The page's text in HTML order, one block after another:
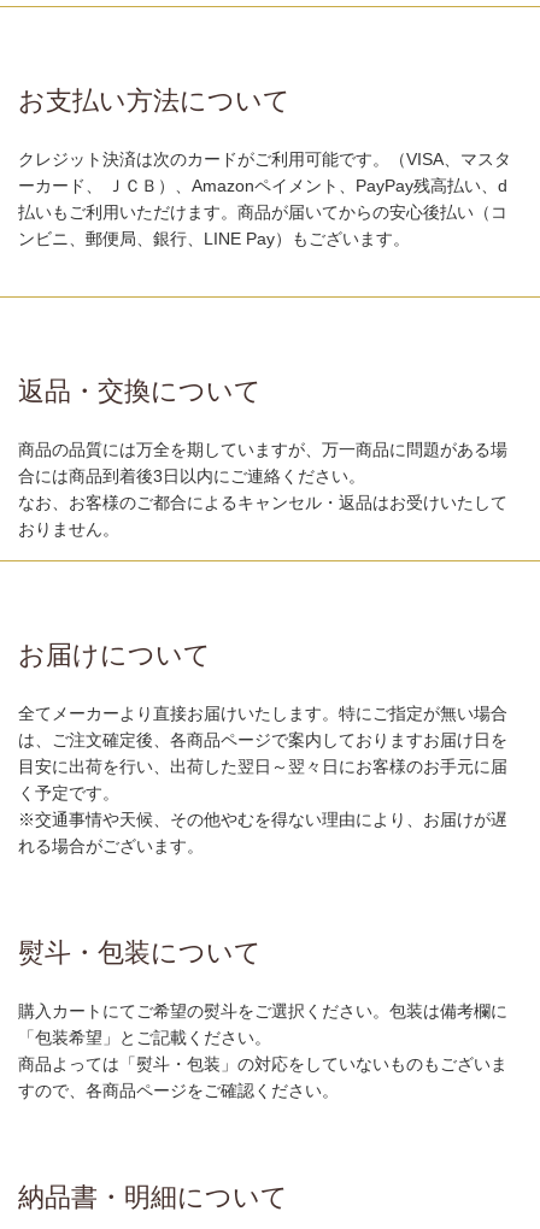
お支払い方法について
クレジット決済は次のカードがご利用可能です。（VISA、マスタ
ーカード、 ＪＣＢ）、Amazonペイメント、PayPay残高払い、d
払いもご利用いただけます。商品が届いてからの安心後払い（コ
ンビニ、郵便局、銀行、LINE Pay）もございます。
返品・交換について
商品の品質には万全を期していますが、万一商品に問題がある場
合には商品到着後3日以内にご連絡ください。
なお、お客様のご都合によるキャンセル・返品はお受けいたして
おりません。
お届けについて
全てメーカーより直接お届けいたします。特にご指定が無い場合
は、ご注文確定後、各商品ページで案内しておりますお届け日を
目安に出荷を行い、出荷した翌日～翌々日にお客様のお手元に届
く予定です。
※交通事情や天候、その他やむを得ない理由により、お届けが遅
れる場合がございます。
熨斗・包装について
購入カートにてご希望の熨斗をご選択ください。包装は備考欄に
「包装希望」とご記載ください。
商品よっては「熨斗・包装」の対応をしていないものもございま
すので、各商品ページをご確認ください。
納品書・明細について